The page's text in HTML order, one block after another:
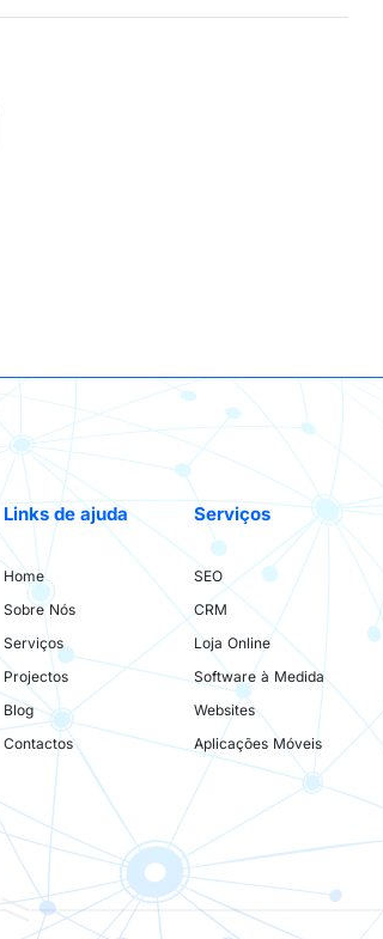
Links de ajuda
Home
Sobre Nós
Serviços
Projectos
Blog
Contactos
Serviços
SEO
CRM
Loja Online
Software à Medida
Websites
Aplicações Móveis